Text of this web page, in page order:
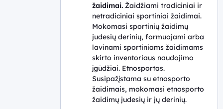
žaidimai. Žaidžiami tradiciniai ir
netradiciniai sportiniai žaidimai.
Mokomasi sportinių žaidimų
judesių derinių, formuojami arba
lavinami sportiniams žaidimams
skirto inventoriaus naudojimo
įgūdžiai. Etnosportas.
Susipažįstama su etnosporto
žaidimais, mokomasi etnosporto
žaidimų judesių ir jų derinių.